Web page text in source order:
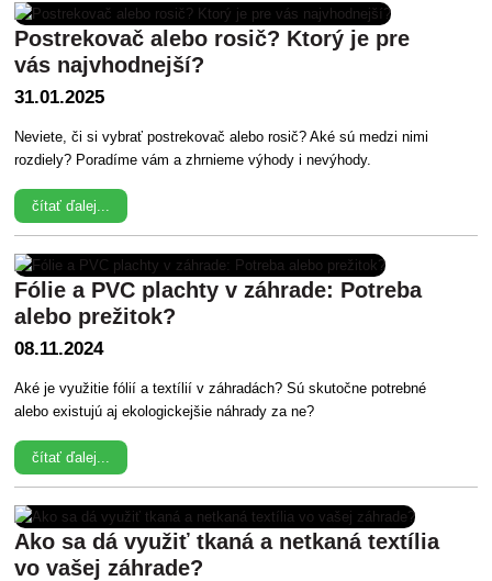
Postrekovač alebo rosič? Ktorý je pre
vás najvhodnejší?
31.01.2025
Neviete, či si vybrať postrekovač alebo rosič? Aké sú medzi nimi
rozdiely? Poradíme vám a zhrnieme výhody i nevýhody.
čítať ďalej...
Fólie a PVC plachty v záhrade: Potreba
alebo prežitok?
08.11.2024
Aké je využitie fólií a textílií v záhradách? Sú skutočne potrebné
alebo existujú aj ekologickejšie náhrady za ne?
čítať ďalej...
Ako sa dá využiť tkaná a netkaná textília
vo vašej záhrade?